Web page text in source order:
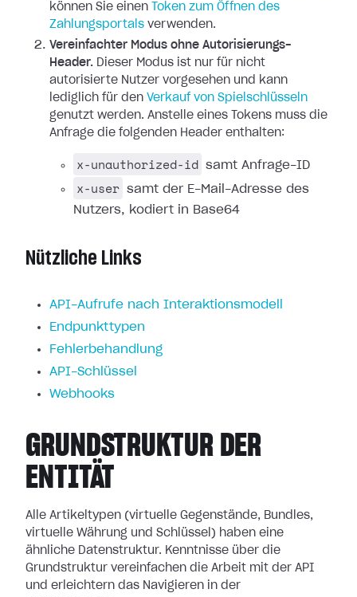
können Sie einen
Token zum Öffnen des
Zahlungsportals verwenden.
Vereinfachter Modus ohne Autorisierungs-
Header. Dieser Modus ist nur für nicht
autorisierte Nutzer vorgesehen und kann
lediglich für den Verkauf von Spielschlüsseln
genutzt werden. Anstelle eines Tokens muss die
Anfrage die folgenden Header enthalten:
x-unauthorized-id samt Anfrage-ID
x-user samt der E-Mail-Adresse des
Nutzers, kodiert in Base64
Nützliche Links
API-Aufrufe nach Interaktionsmodell
Endpunkttypen
Fehlerbehandlung
API-Schlüssel
Webhooks
GRUNDSTRUKTUR DER
ENTITÄT
Alle Artikeltypen (virtuelle Gegenstände, Bundles,
virtuelle Währung und Schlüssel) haben eine
ähnliche Datenstruktur. Kenntnisse über die
Grundstruktur vereinfachen die Arbeit mit der API
und erleichtern das Navigieren in der